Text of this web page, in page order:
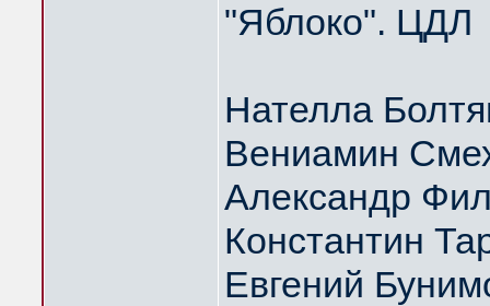
"Яблоко". ЦДЛ
Нателла
Вениамин
Александр
Константин
Евгений